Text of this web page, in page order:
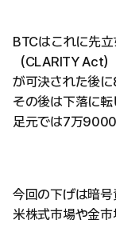
BTCはこれに先
（CLARITY Act）
が可決された後
その後は下落に転
足元では7万9000
今回の下げは暗号
米株式市場や金市